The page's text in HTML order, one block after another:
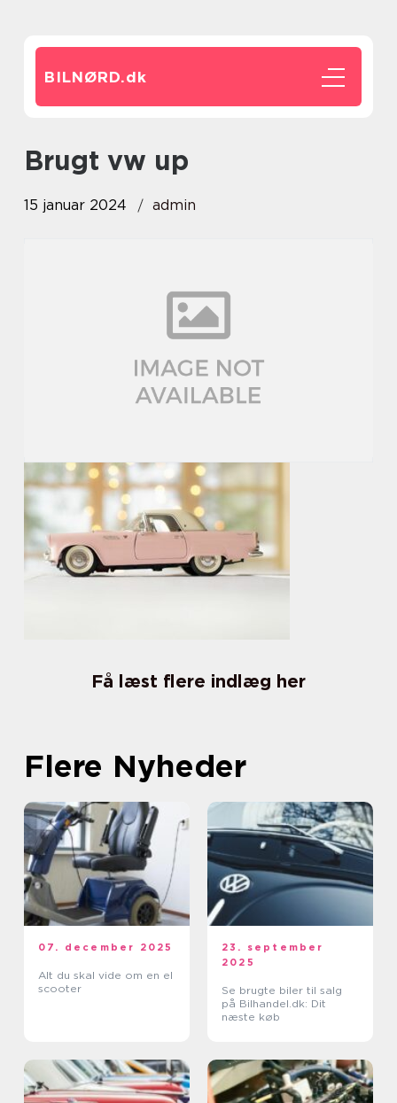
BILNØRD.dk
brugt vw up
15 januar 2024 admin
Få læst flere indlæg her
Flere Nyheder
07. december 2025
Alt du skal vide om en el
scooter
23. september
2025
Se brugte biler til salg
på Bilhandel.dk: Dit
næste køb